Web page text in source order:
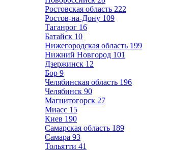
Ростовская область 222
Ростов-на-Дону 109
Таганрог 16
Батайск 10
Нижегородская область 199
Нижний Новгород 101
Дзержинск 12
Бор 9
Челябинская область 196
Челябинск 90
Магнитогорск 27
Миасс 15
Киев 190
Самарская область 189
Самара 93
Тольятти 41